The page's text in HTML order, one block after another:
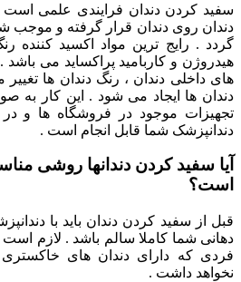
سفید کردن دندان فرایندی علمی است
دندان روی دندان قرار گرفته و
گردد . رایج ترین مواد اکسید کننده
هیدروژن و کاربامید پراکساید می باشد
های داخلی دندان ، رنگ دندان ها
دندان ها ایجاد می شود . این کار به
تجهیزات موجود در فروشگاه ها و
دندانپزشک شما قابل انجام است .
آیا سفید کردن دندانها روشی
است؟
قبل از سفید کردن دندان باید با
دهانی شما کاملا سالم باشد . لازم است
فردی که دارای دندان های خاکستری
نخواهد داشت .